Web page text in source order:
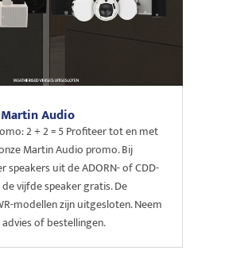
Audio
2 + 2 = 5 Profiteer tot en met
Martin Audio promo. Bij
speakers uit de ADORN- of CDD-
vijfde speaker gratis. De
modellen zijn uitgesloten. Neem
of bestellingen.